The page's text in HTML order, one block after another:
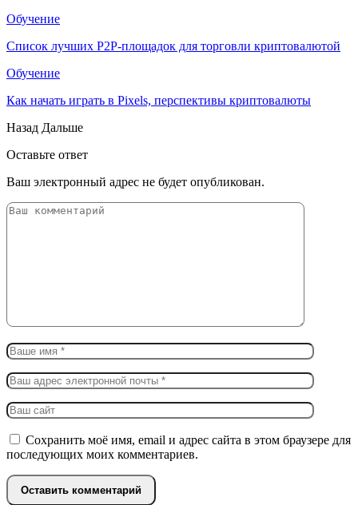
Обучение
Список лучших P2P-площадок для торговли криптовалютой
Обучение
Как начать играть в Pixels, перспективы криптовалюты
Назад Дальше
Оставьте ответ
Ваш электронный адрес не будет опубликован.
Сохранить моё имя, email и адрес сайта в этом браузере для
последующих моих комментариев.